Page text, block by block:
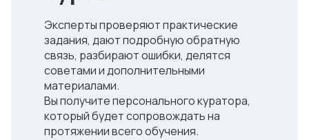
Эксперты проверяют практические
задания, дают подробную обратную
связь, разбирают ошибки, делятся
советами и дополнительными
материалами.
Вы получите персонального куратора,
который будет сопровождать на
протяжении всего обучения.